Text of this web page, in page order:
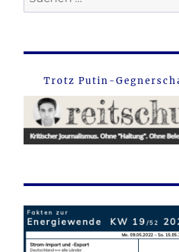
nach:
Trotz Putin-